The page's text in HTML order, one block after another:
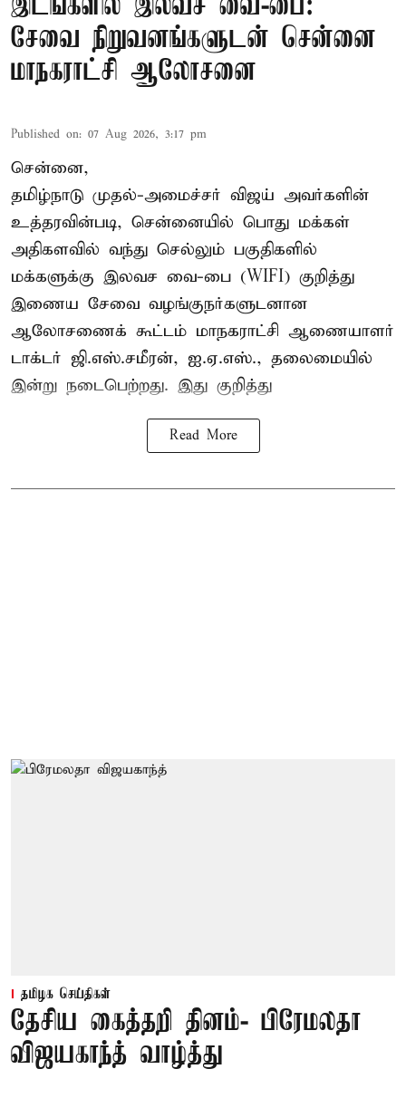
இடங்களில் இலவச வை-பை:
சேவை நிறுவனங்களுடன் சென்னை
மாநகராட்சி ஆலோசனை
Published on: 07 Aug 2026, 3:17 pm
சென்னை,
தமிழ்நாடு முதல்-அமைச்சர் விஜய் அவர்களின்
உத்தரவின்படி, சென்னையில் பொது மக்கள்
அதிகளவில் வந்து செல்லும் பகுதிகளில்
மக்களுக்கு இலவச வை-பை (WIFI) குறித்து
இணைய சேவை வழங்குநர்களுடனான
ஆலோசணைக் கூட்டம் மாநகராட்சி ஆணையாளர்
டாக்டர் ஜி.எஸ்.சமீரன், ஐ.ஏ.எஸ்., தலைமையில்
இன்று நடைபெற்றது. இது குறித்து
Read More
தமிழக செய்திகள்
தேசிய கைத்தறி தினம்- பிரேமலதா
விஜயகாந்த் வாழ்த்து